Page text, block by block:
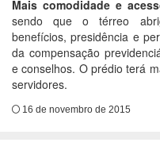
Mais comodidade e
sendo que o térreo
benefícios, presidência e
da compensação
e conselhos. O prédio terá
servidores.
16 de novembro de 2015